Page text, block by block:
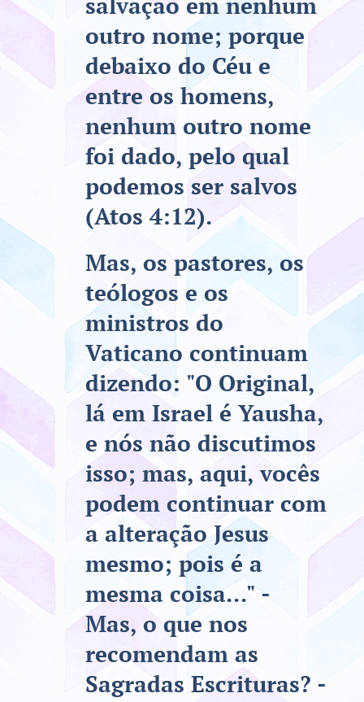
outro nome; porque
debaixo do Céu e
entre os homens,
nenhum outro nome
foi dado, pelo qual
podemos ser salvos
(Atos 4:12).
Mas, os pastores, os
teólogos e os
ministros do
Vaticano continuam
dizendo: "O Original,
lá em Israel é Yausha,
e nós não discutimos
isso; mas, aqui, vocês
podem continuar com
a alteração Jesus
mesmo; pois é a
mesma coisa..." -
Mas, o que nos
recomendam as
Sagradas Escrituras? -